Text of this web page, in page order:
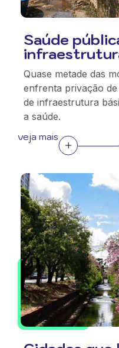
Saúde
Quase metade das
enfrenta privação
de infraestrutura
a saúde.
veja mais